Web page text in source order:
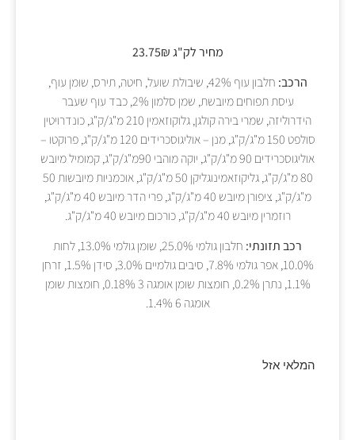
מחיר לק"ג 23.75₪
הרכב:
חלבון עוף 42%, שיבולת שועל, חיטה, תירס, שומן עוף,
עיסת תפוחים מיובשת, שמן סלמון 2%, כבד עוף שעבר
הידרוליזה, שמרי בירה קולגן, גלוקוזאמין 210 מ"ג/ק"ג, כונדרויטין
סולפט 150 מ"ג/ק"ג, מנן – אוליגוסכרידים 120 מ"ג/ק"ג, פרוקטו –
אוליגוסכרידים 90 מ"ג/ק"ג, יוקה מוהבי 90מ"ג/ק"ג, קמומיל מיובש
80 מ"ג/ק"ג, גליקוזאמינוגליקן 50 מ"ג/ק"ג, אוכמניות מיובשות 50
מ"ג/ק"ג, ציפורן מיובש 40 מ"ג/ק"ג, פרי הדר מיובש 40 מ"ג/ק"ג,
רוזמרין מיובש 40 מ"ג/ק"ג, כורכום מיובש 40 מ"ג/ק"ג.
רכב תזונתי:
חלבון גולמי 25.0%, שומן גולמי 13.0%, לחות
10.0%, אפר גולמי 7.8%, סיבים גולמיים 3.0%, סידן 1.5%, זרחן
1.1%, נתרן 0.2%, חומצות שומן אומגה 3 0.18%, חומצות שומן
אומגה 6 1.4%.
המלאי אזל